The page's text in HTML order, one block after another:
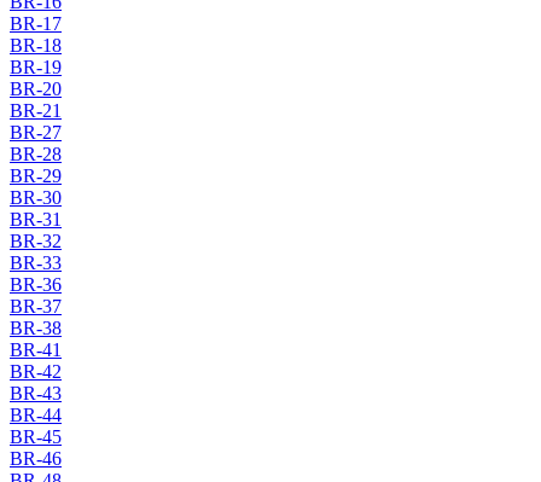
BR-17
BR-18
BR-19
BR-20
BR-21
BR-27
BR-28
BR-29
BR-30
BR-31
BR-32
BR-33
BR-36
BR-37
BR-38
BR-41
BR-42
BR-43
BR-44
BR-45
BR-46